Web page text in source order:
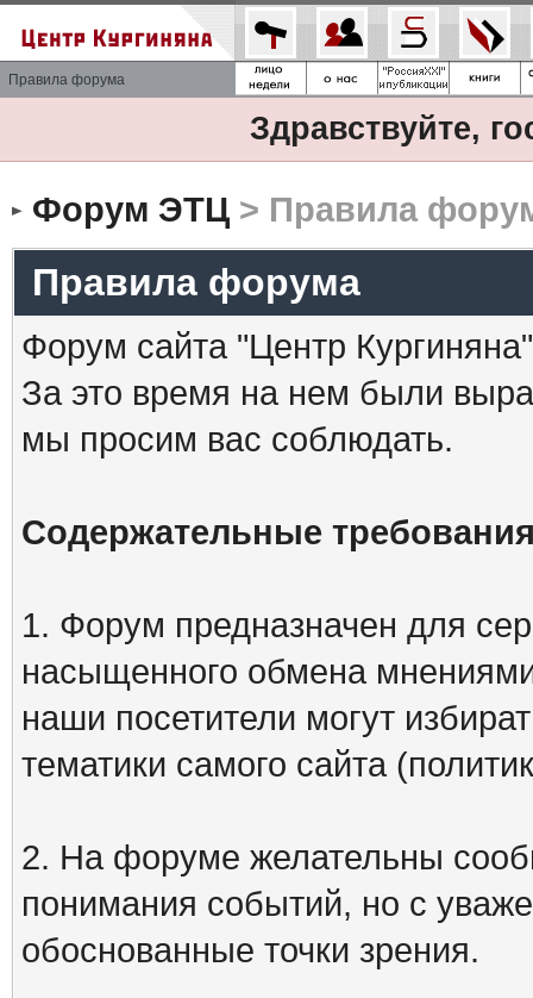
Правила форума
Здравствуйте,
Форум ЭТЦ> Правила
Правила форума
Форум сайта "Центр
За это время на нем были
мы просим вас соблюдать.
Содержательные
1. Форум предназначен для
насыщенного обмена
наши посетители могут
тематики самого сайта
2. На форуме желательны
понимания событий, но с
обоснованные точки зрения.